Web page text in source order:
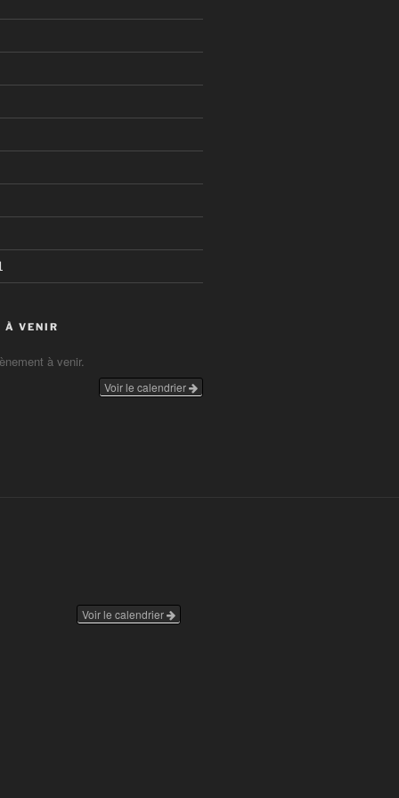
À VENIR
à venir.
Voir le calendrier
Voir le calendrier